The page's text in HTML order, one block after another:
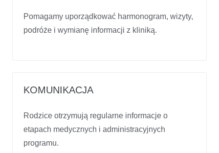
Pomagamy uporządkować harmonogram, wizyty,
podróże i wymianę informacji z kliniką.
KOMUNIKACJA
Rodzice otrzymują regularne informacje o
etapach medycznych i administracyjnych
programu.